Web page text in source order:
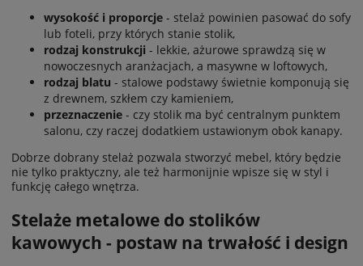
wysokość i proporcje - stelaż powinien pasować do sofy
lub foteli, przy których stanie stolik,
rodzaj konstrukcji - lekkie, ażurowe sprawdzą się w
nowoczesnych aranżacjach, a masywne w loftowych,
rodzaj blatu - stalowe podstawy świetnie komponują się
z drewnem, szkłem czy kamieniem,
przeznaczenie - czy stolik ma być centralnym punktem
salonu, czy raczej dodatkiem ustawionym obok kanapy.
Dobrze dobrany stelaż pozwala stworzyć mebel, który będzie
nie tylko praktyczny, ale też harmonijnie wpisze się w styl i
funkcję całego wnętrza.
Stelaże metalowe do stolików
kawowych - postaw na trwałość i design